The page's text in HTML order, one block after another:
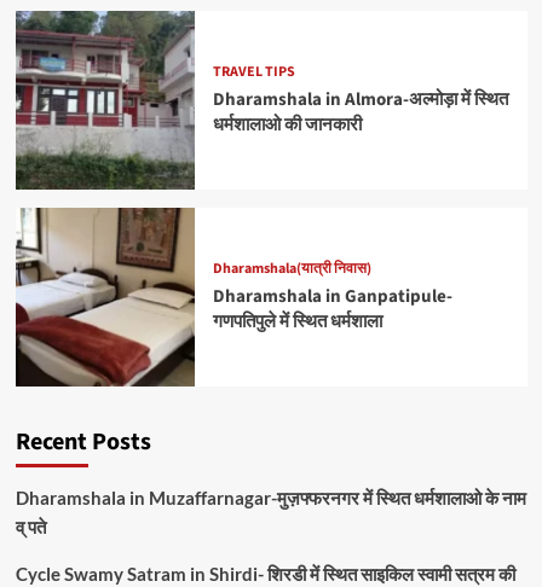
TRAVEL TIPS
Dharamshala in Almora-अल्मोड़ा में स्थित
धर्मशालाओ की जानकारी
Dharamshala(यात्री निवास)
Dharamshala in Ganpatipule-
गणपतिपुले में स्थित धर्मशाला
Recent Posts
Dharamshala in Muzaffarnagar-मुज़फ्फरनगर में स्थित धर्मशालाओ के नाम
व् पते
Cycle Swamy Satram in Shirdi- शिरडी में स्थित साइकिल स्वामी सत्रम की